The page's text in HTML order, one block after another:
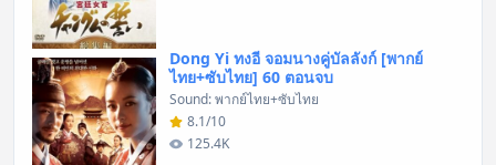
Dong Yi ทงอี จอมนางคู่บัลลังก์ [พากย์
ไทย+ซับไทย] 60 ตอนจบ
Sound: พากย์ไทย+ซับไทย
8.1/10
125.4K